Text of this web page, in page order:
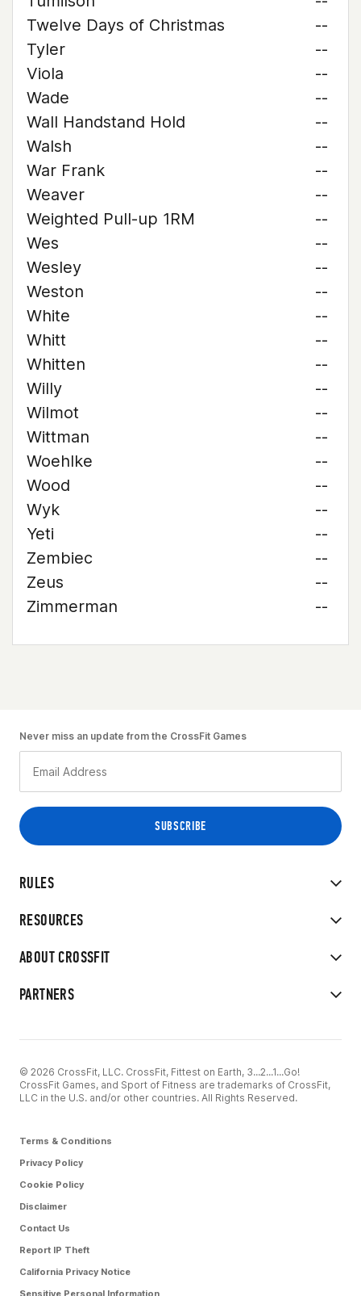
Twelve Days of Christmas
--
Tyler
--
Viola
--
Wade
--
Wall Handstand Hold
--
Walsh
--
War Frank
--
Weaver
--
Weighted Pull-up 1RM
--
Wes
--
Wesley
--
Weston
--
White
--
Whitt
--
Whitten
--
Willy
--
Wilmot
--
Wittman
--
Woehlke
--
Wood
--
Wyk
--
Yeti
--
Zembiec
--
Zeus
--
Zimmerman
--
RULES
RESOURCES
ABOUT CROSSFIT
PARTNERS
Never miss an update from the CrossFit Games
© 2026 CrossFit, LLC. CrossFit, Fittest on Earth, 3...2...1...Go!
CrossFit Games, and Sport of Fitness are trademarks of CrossFit,
LLC in the U.S. and/or other countries. All Rights Reserved.
Terms & Conditions
Privacy Policy
Cookie Policy
Disclaimer
Contact Us
Report IP Theft
California Privacy Notice
Sensitive Personal Information